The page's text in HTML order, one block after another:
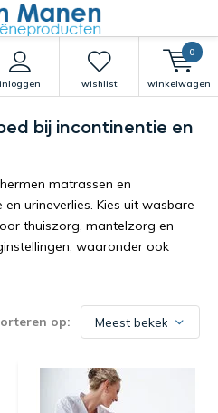
inloggen wishlist winkelwagen
0
bij incontinentie en
matrassen en
urineverlies. Kies uit wasbare
thuiszorg, mantelzorg en
waaronder ook
op: